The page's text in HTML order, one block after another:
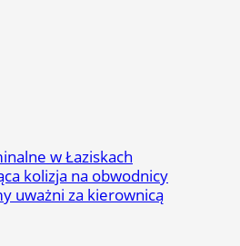
w Łaziskach
kolizja na obwodnicy
uważni za kierownicą